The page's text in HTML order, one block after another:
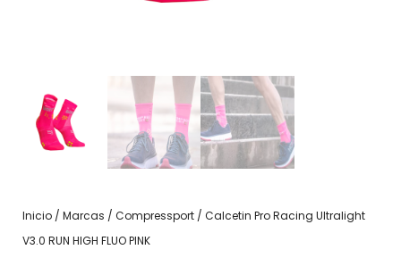
Inicio / Marcas / Compressport / Calcetin Pro Racing Ultralight
V3.0 RUN HIGH FLUO PINK